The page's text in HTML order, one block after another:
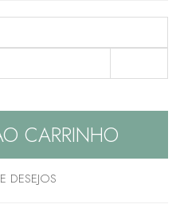
CARRINHO
DESEJOS